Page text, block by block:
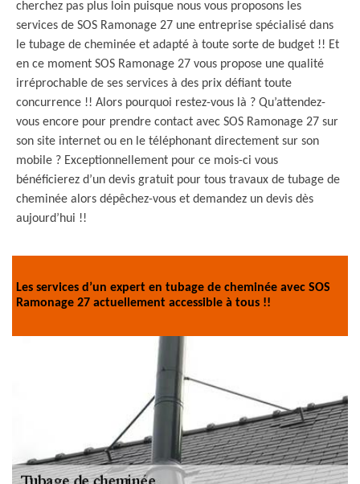
cherchez pas plus loin puisque nous vous proposons les
services de SOS Ramonage 27 une entreprise spécialisé dans
le tubage de cheminée et adapté à toute sorte de budget !! Et
en ce moment SOS Ramonage 27 vous propose une qualité
irréprochable de ses services à des prix défiant toute
concurrence !! Alors pourquoi restez-vous là ? Qu’attendez-
vous encore pour prendre contact avec SOS Ramonage 27 sur
son site internet ou en le téléphonant directement sur son
mobile ? Exceptionnellement pour ce mois-ci vous
bénéficierez d’un devis gratuit pour tous travaux de tubage de
cheminée alors dépêchez-vous et demandez un devis dès
aujourd’hui !!
Les services d’un expert en tubage de cheminée avec SOS
Ramonage 27 actuellement accessible à tous !!